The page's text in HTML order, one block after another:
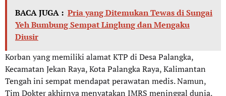
BACA JUGA : Pria yang Ditemukan Tewas di Sungai
Yeh Bumbung Sempat Linglung dan Mengaku
Diusir
Korban yang memiliki alamat KTP di Desa Palangka,
Kecamatan Jekan Raya, Kota Palangka Raya, Kalimantan
Tengah ini sempat mendapat perawatan medis. Namun,
Tim Dokter akhirnya menyatakan IMRS meninggal dunia.